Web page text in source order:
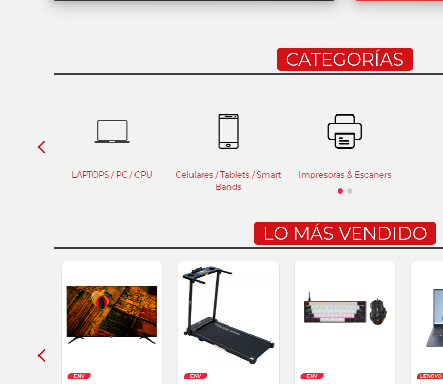
CATEGORÍAS
LAPTOPS / PC / CPU
Celulares / Tablets / Smart
Bands
Impresoras & Escaners
LO MÁS VENDIDO
ENV ENV ENV LENOVO